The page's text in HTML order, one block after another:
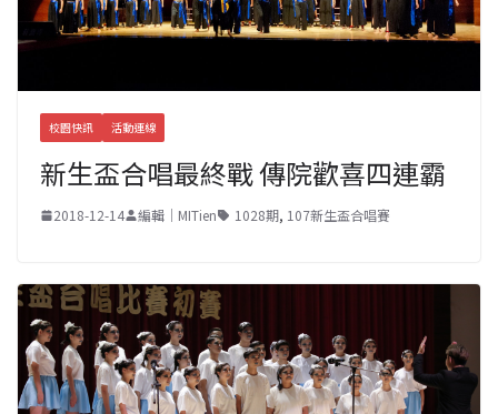
校園快訊 活動連線
新生盃合唱最終戰 傳院歡喜四連霸
2018-12-14 編輯｜MITien 1028期, 107新生盃合唱賽